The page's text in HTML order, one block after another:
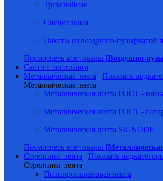
Трехслойная
Специальная
Пакеты из воздушно-пузырчатой
Посмотреть все товары [Воздушно-
Скотч с логотипом
Металлическая лента
Показать
Металлическая лента
Металлическая лента ГОСТ -
Металлическая лента ГОСТ -
Металлическая лента SIGNODE
Посмотреть все товары
Стреппинг лента
Показать
Стреппинг лента
Полипропиленовая лента